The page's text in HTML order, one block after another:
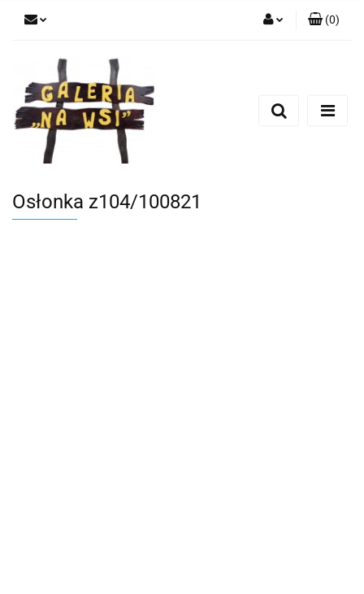
Dodaj zgłoszenie
(0)
Osłonka z104/100821